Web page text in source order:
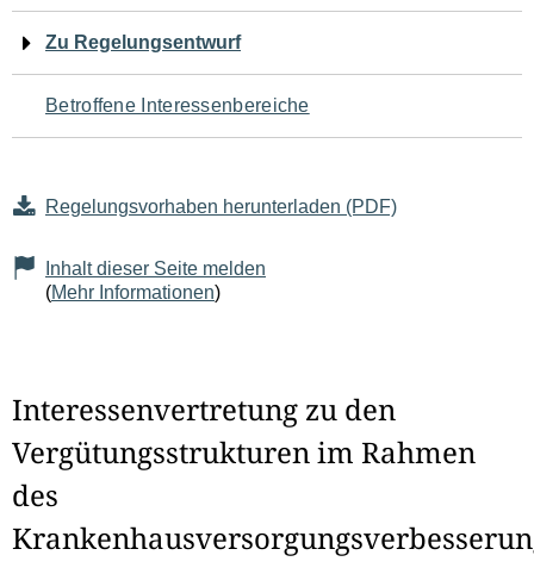
den
Seiteninhalt
Zu Regelungsentwurf
Betroffene Interessenbereiche
Regelungsvorhaben herunterladen (PDF)
Inhalt dieser Seite melden
(Mehr Informationen)
Interessenvertretung zu den
Vergütungsstrukturen im Rahmen
des